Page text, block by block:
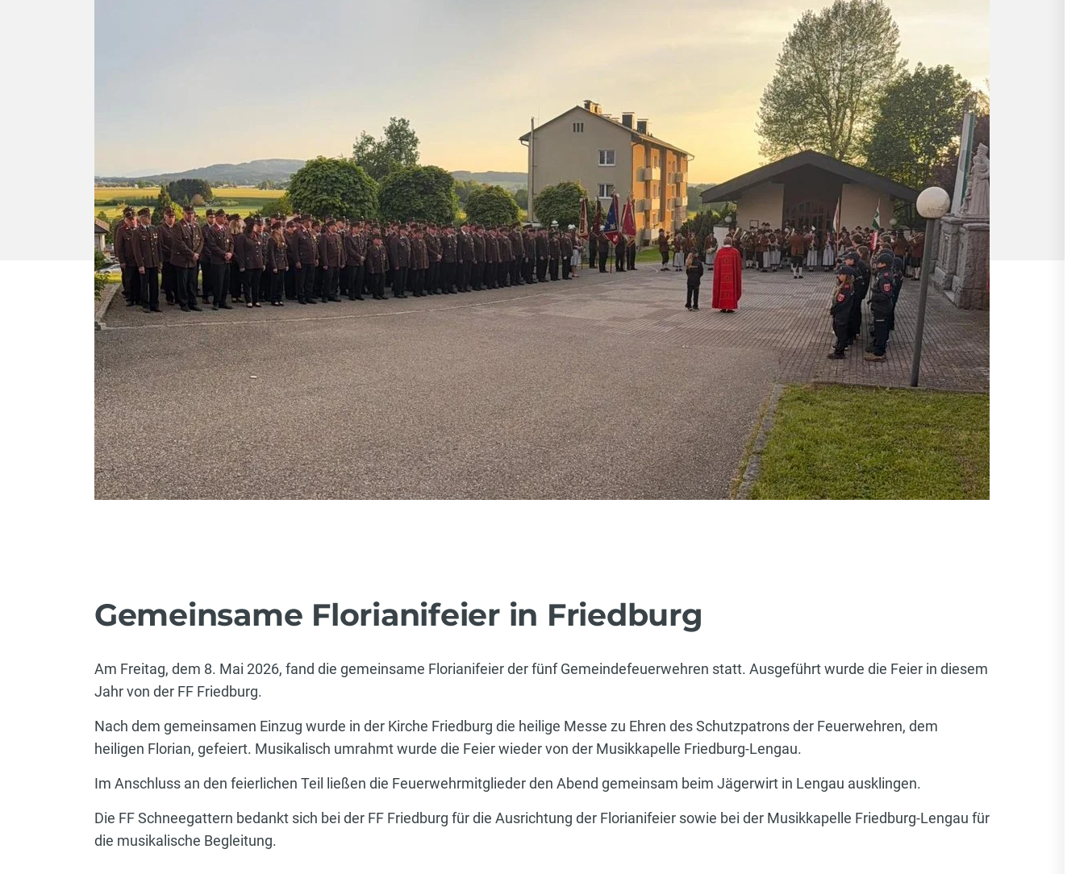
Gemeinsame Florianifeier in Friedburg
Am Freitag, dem 8. Mai 2026, fand die gemeinsame Florianifeier der fünf Gemeindefeuerwehren statt. Ausgeführt wurde die Feier in diesem
Jahr von der FF Friedburg.
Nach dem gemeinsamen Einzug wurde in der Kirche Friedburg die heilige Messe zu Ehren des Schutzpatrons der Feuerwehren, dem
heiligen Florian, gefeiert. Musikalisch umrahmt wurde die Feier wieder von der Musikkapelle Friedburg-Lengau.
Im Anschluss an den feierlichen Teil ließen die Feuerwehrmitglieder den Abend gemeinsam beim Jägerwirt in Lengau ausklingen.
Die FF Schneegattern bedankt sich bei der FF Friedburg für die Ausrichtung der Florianifeier sowie bei der Musikkapelle Friedburg-Lengau für
die musikalische Begleitung.